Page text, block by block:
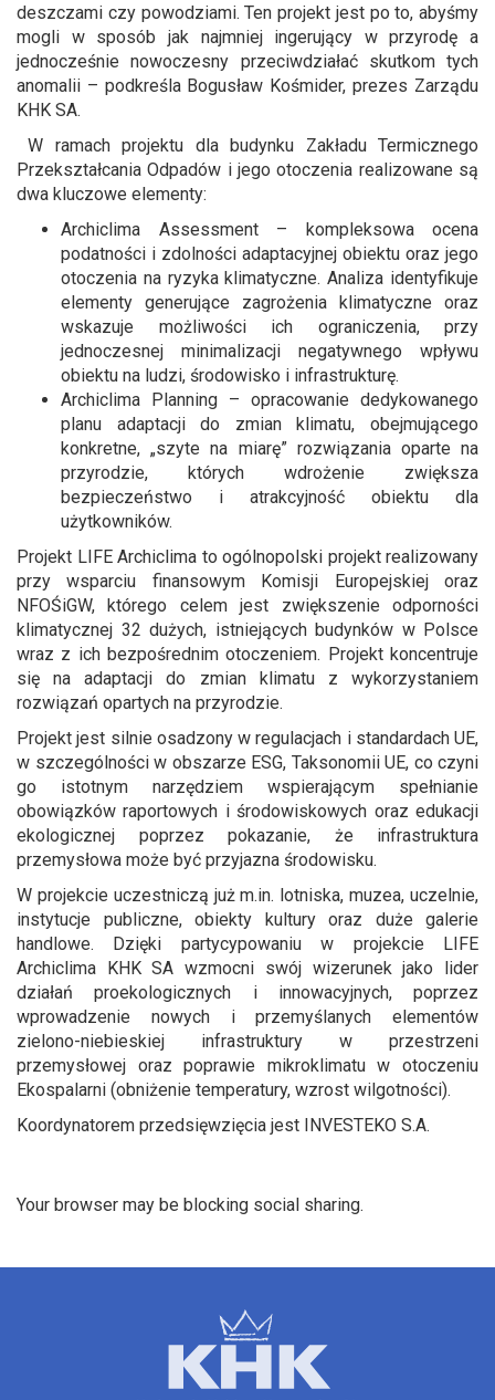
deszczami czy powodziami. Ten projekt jest po to, abyśmy
mogli w sposób jak najmniej ingerujący w przyrodę a
jednocześnie nowoczesny przeciwdziałać skutkom tych
anomalii – podkreśla Bogusław Kośmider, prezes Zarządu
KHK SA.
W ramach projektu dla budynku Zakładu Termicznego
Przekształcania Odpadów i jego otoczenia realizowane są
dwa kluczowe elementy:
Archiclima Assessment – kompleksowa ocena
podatności i zdolności adaptacyjnej obiektu oraz jego
otoczenia na ryzyka klimatyczne. Analiza identyfikuje
elementy generujące zagrożenia klimatyczne oraz
wskazuje możliwości ich ograniczenia, przy
jednoczesnej minimalizacji negatywnego wpływu
obiektu na ludzi, środowisko i infrastrukturę.
Archiclima Planning – opracowanie dedykowanego
planu adaptacji do zmian klimatu, obejmującego
konkretne, „szyte na miarę” rozwiązania oparte na
przyrodzie, których wdrożenie zwiększa
bezpieczeństwo i atrakcyjność obiektu dla
użytkowników.
Projekt LIFE Archiclima to ogólnopolski projekt realizowany
przy wsparciu finansowym Komisji Europejskiej oraz
NFOŚiGW, którego celem jest zwiększenie odporności
klimatycznej 32 dużych, istniejących budynków w Polsce
wraz z ich bezpośrednim otoczeniem. Projekt koncentruje
się na adaptacji do zmian klimatu z wykorzystaniem
rozwiązań opartych na przyrodzie.
Projekt jest silnie osadzony w regulacjach i standardach UE,
w szczególności w obszarze ESG, Taksonomii UE, co czyni
go istotnym narzędziem wspierającym spełnianie
obowiązków raportowych i środowiskowych oraz edukacji
ekologicznej poprzez pokazanie, że infrastruktura
przemysłowa może być przyjazna środowisku.
W projekcie uczestniczą już m.in. lotniska, muzea, uczelnie,
instytucje publiczne, obiekty kultury oraz duże galerie
handlowe. Dzięki partycypowaniu w projekcie LIFE
Archiclima KHK SA wzmocni swój wizerunek jako lider
działań proekologicznych i innowacyjnych, poprzez
wprowadzenie nowych i przemyślanych elementów
zielono-niebieskiej infrastruktury w przestrzeni
przemysłowej oraz poprawie mikroklimatu w otoczeniu
Ekospalarni (obniżenie temperatury, wzrost wilgotności).
Koordynatorem przedsięwzięcia jest INVESTEKO S.A.
Your browser may be blocking social sharing.